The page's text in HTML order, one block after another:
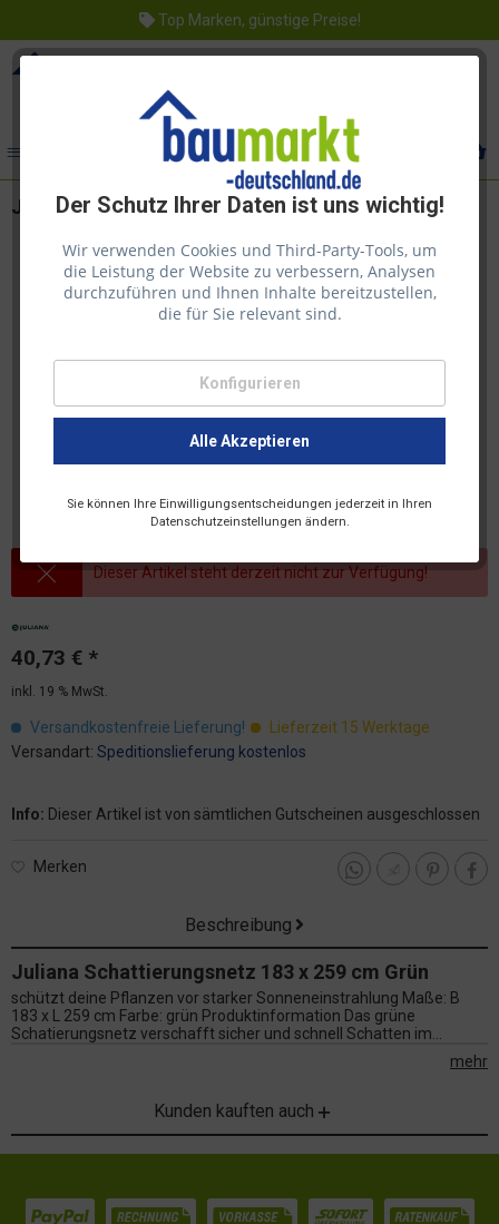
Top Marken, günstige Preise!
Der Schutz Ihrer Daten ist uns wichtig!
Wir verwenden Cookies und Third-Party-Tools, um
die Leistung der Website zu verbessern, Analysen
durchzuführen und Ihnen Inhalte bereitzustellen,
die für Sie relevant sind.
Konfigurieren
Alle Akzeptieren
Sie können Ihre Einwilligungsentscheidungen jederzeit in Ihren
Datenschutzeinstellungen ändern.
Juliana Schattierungsnetz 183 x 259 cm Grün
Dieser Artikel steht derzeit nicht zur Verfügung!
40,73 € *
inkl. 19 % MwSt.
Versandkostenfreie Lieferung!
Lieferzeit 15 Werktage
Versandart: Speditionslieferung kostenlos
Info: Dieser Artikel ist von sämtlichen Gutscheinen ausgeschlossen
Merken
Beschreibung
Juliana Schattierungsnetz 183 x 259 cm Grün
schützt deine Pflanzen vor starker Sonneneinstrahlung Maße: B
183 x L 259 cm Farbe: grün Produktinformation Das grüne
Schatierungsnetz verschafft sicher und schnell Schatten im...
mehr
Kunden kauften auch